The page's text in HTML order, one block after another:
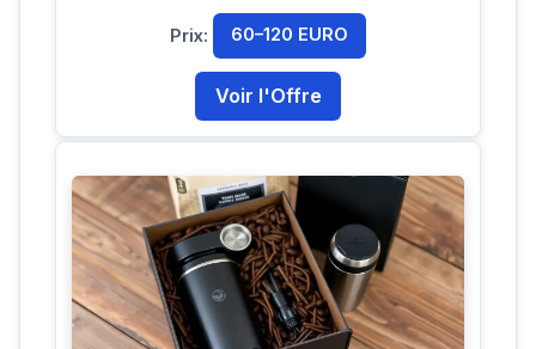
Prix: 60–120 EURO
Voir l'Offre